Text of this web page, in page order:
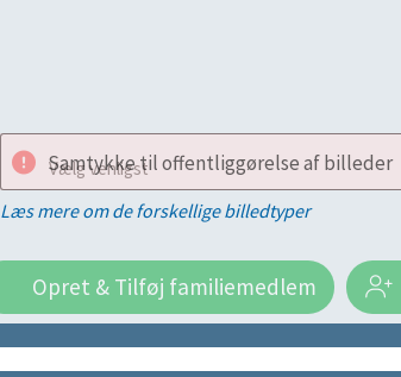
Vælg venligst
Samtykke til offentliggørelse af billeder
Læs mere om de forskellige billedtyper
Opret & Tilføj familiemedlem